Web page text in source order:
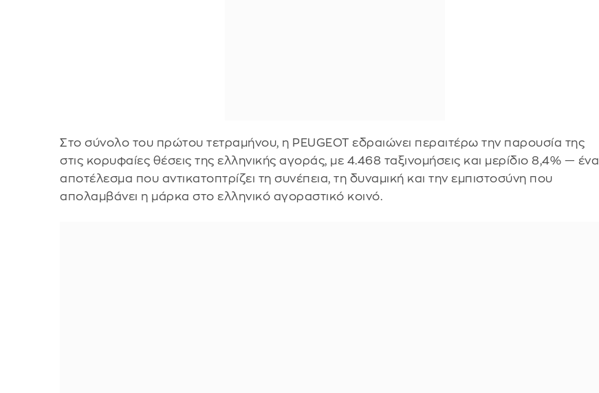
Στο σύνολο του πρώτου τετραμήνου, η PEUGEOT εδραιώνει περαιτέρω την παρουσία της
στις κορυφαίες θέσεις της ελληνικής αγοράς, με 4.468 ταξινομήσεις και μερίδιο 8,4% — ένα
αποτέλεσμα που αντικατοπτρίζει τη συνέπεια, τη δυναμική και την εμπιστοσύνη που
απολαμβάνει η μάρκα στο ελληνικό αγοραστικό κοινό.